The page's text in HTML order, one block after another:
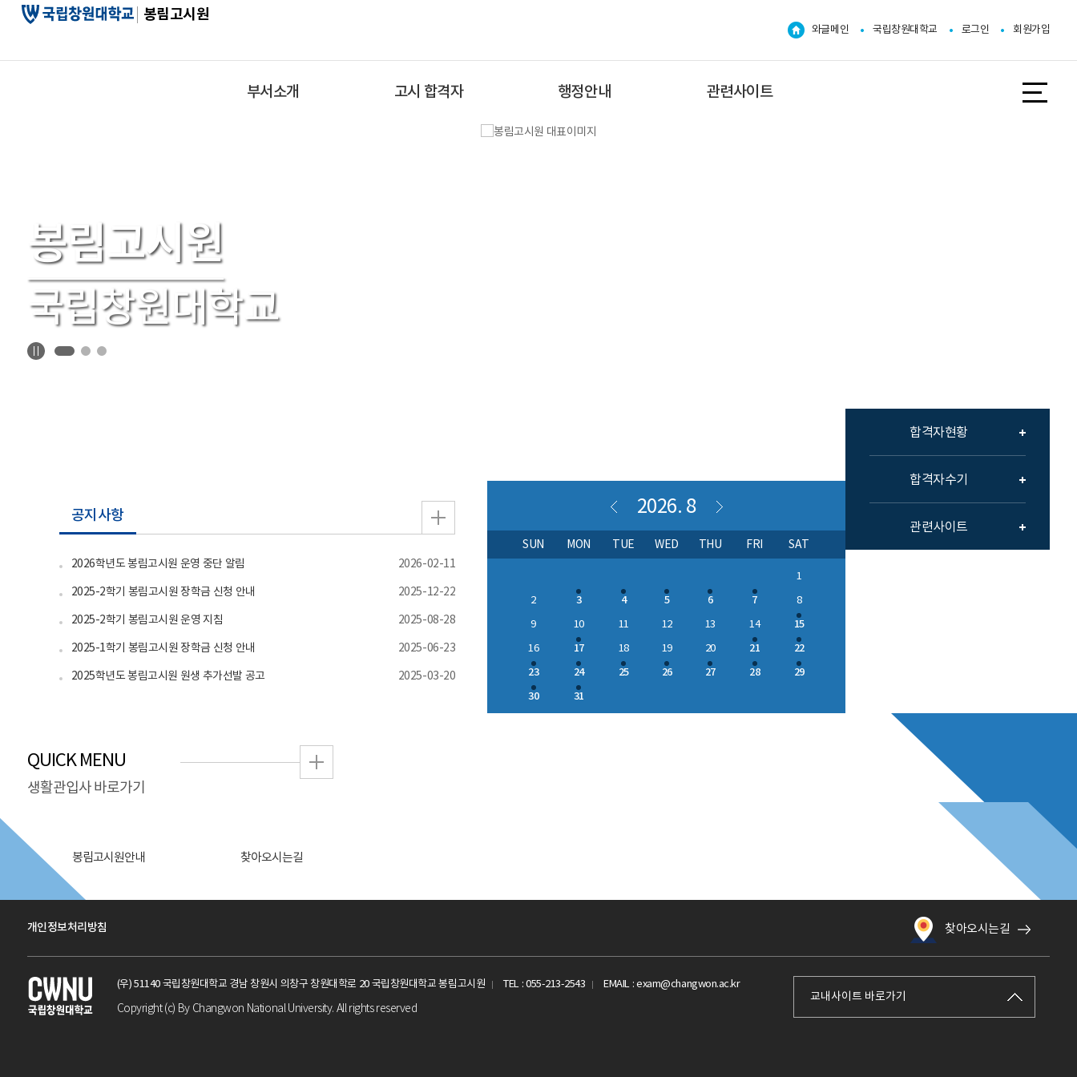
봉림고시원
와글메인 국립창원대학교 로그인 회원가입
부서소개 고시 합격자 행정안내 관련사이트
텐
봉림고시원
국립창원대학교
공지사항
2026학년도 봉림고시원 운영 중단 알림 2026-02-11
2025-2학기 봉림고시원 장학금 신청 안내 2025-12-22
2025-2학기 봉림고시원 운영 지침 2025-08-28
2025-1학기 봉림고시원 장학금 신청 안내 2025-06-23
2025학년도 봉림고시원 원생 추가선발 공고 2025-03-20
2026. 8
SUN MON TUE WED THU FRI SAT
1
2
3 4 5 6 7
8
9
10 11 12 13 14 15
16 17 18 19 20 21
22
23
24 25 26 27 28
29
30
31
합격자현황
합격자수기
관련사이트
QUICK MENU
생활관입사 바로가기
봉림고시원안내 찾아오시는길
개인정보처리방침 찾아오시는길
교내사이트 바로가기
(우) 51140 국립창원대학교 경남 창원시 의창구 창원대학로 20 국립창원대학교 봉림고시원 TEL : 055-213-2543 EMAIL : exam@changwon.ac.kr
Copyright (c) By Changwon National University. All rights reserved